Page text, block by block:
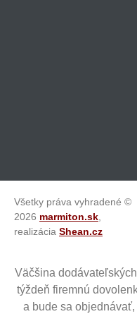
Všetky práva vyhradené ©
2026 marmiton.sk
realizácia Shean.cz
Väčšina
týždeň firemnú
a bude sa